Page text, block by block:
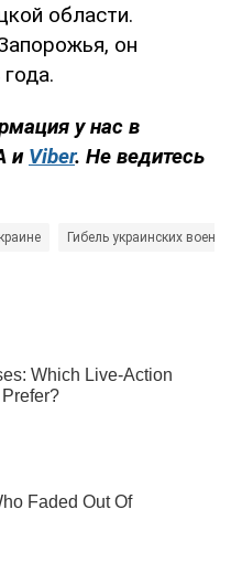
области.
он
у нас в
и Viber. Не ведитесь
Гибель украинских